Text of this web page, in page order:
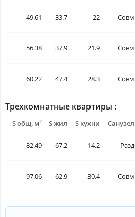
49.61 33.7 22 Совм
56.38 37.9 21.9 Совм
60.22 47.4 28.3 Совм
Трехкомнатные квартиры :
S общ, м2 S жил S кухни Санузел
82.49 67.2 14.2 Разд
97.06 62.9 30.4 Совм